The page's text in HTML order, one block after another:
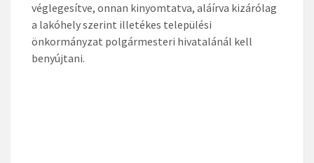
véglegesítve, onnan kinyomtatva, aláírva kizárólag
a lakóhely szerint illetékes települési
önkormányzat polgármesteri hivatalánál kell
benyújtani.